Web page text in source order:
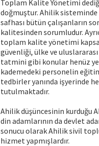
Toplam Kalite Yönetimi
doğmuştur. Ahilik
safhası bütün çalışanların
kalitesinden sorumludur.
toplam kalite yönetimi
güvenliği, ülke ve
tatmini gibi konular henüz
kademedeki personelin
tedbirler yanında işyerinde
tutulmaktadır.
Ahilik düşüncesinin kurduğu
din adamlarının da devlet
sonucu olarak Ahilik sivil
hizmet yapmışlardır.